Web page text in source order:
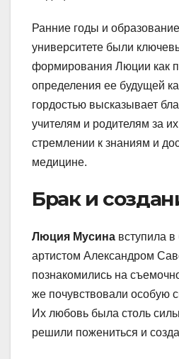
Ранние годы и
университете были
формирования Люции как
определения ее будущей
гордостью высказывает
учителям и родителям за
стремлении к знаниям и
медицине.
Брак и
Люция Мусина вступила
артистом Александром
познакомились на
же почувствовали особую
Их любовь была столь
решили пожениться и